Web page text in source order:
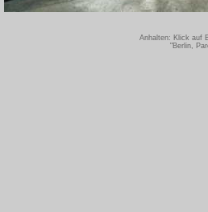
Anhalten: Klick auf
"Berlin,